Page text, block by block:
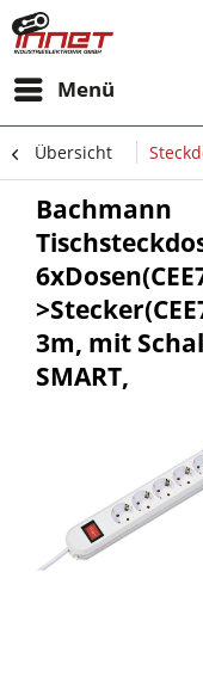
Menü
Übersicht
Bachmann
3m, mit
SMART,